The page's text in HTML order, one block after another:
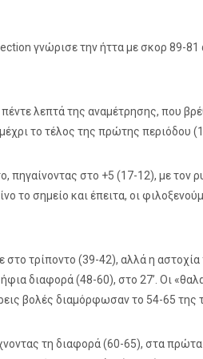
γνώρισε την ήττα με σκορ 89-81
λεπτά της αναμέτρησης, που
το τέλος της πρώτης περιόδου
στο +5 (17-12), με τον
το σημείο και έπειτα, οι
τρίποντο (39-42), αλλά η
διαφορά (48-60), στο 27’. Οι
βολές διαμόρφωσαν το 54-65 της
τη διαφορά (60-65), στα